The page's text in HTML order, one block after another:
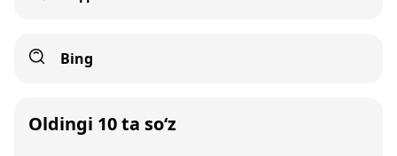
Bing
Oldingi 10 ta so‘z